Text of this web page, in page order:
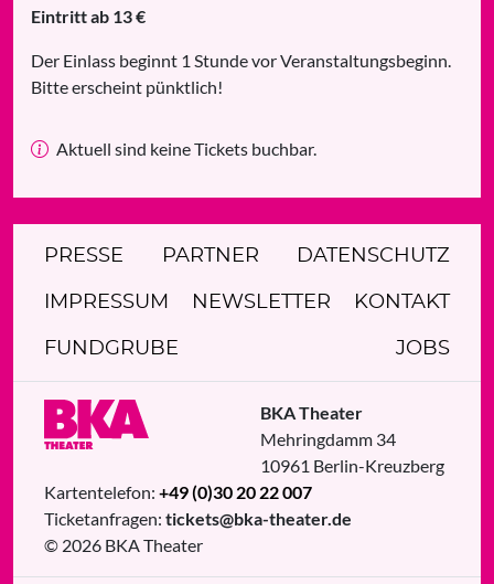
Eintritt ab 13 €
Der Einlass beginnt 1 Stunde vor Veranstaltungsbeginn.
Bitte erscheint pünktlich!
Aktuell sind keine Tickets buchbar.
PRESSE PARTNER DATENSCHUTZ
IMPRESSUM NEWSLETTER KONTAKT
FUNDGRUBE JOBS
BKA Theater
Mehringdamm 34
10961 Berlin-Kreuzberg
Kartentelefon: +49 (0)30 20 22 007
Ticketanfragen: tickets@bka-theater.de
© 2026 BKA Theater